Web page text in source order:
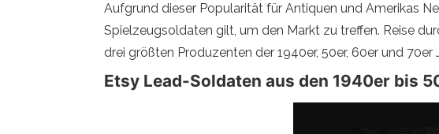
Aufgrund dieser Popularität für Antiquen und Amerikas
Spielzeugsoldaten gilt, um den Markt zu treffen. Reise
drei größten Produzenten der 1940er, 50er, 60er und
Etsy Lead-Soldaten aus den 1940er bis